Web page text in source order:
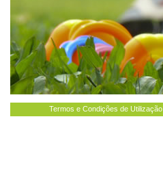
Termos e Condições de Utilização